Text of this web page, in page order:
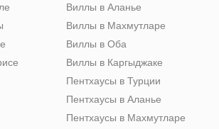
Виллы в Аланье
Виллы в Махмутларе
Виллы в Оба
Виллы в Каргыджаке
Пентхаусы в Турции
Пентхаусы в Аланье
Пентхаусы в Махмутларе